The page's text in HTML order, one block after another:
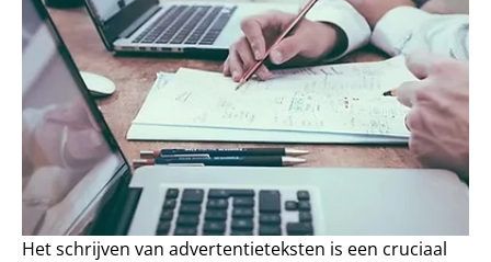
Het schrijven van advertentieteksten is een cruciaal